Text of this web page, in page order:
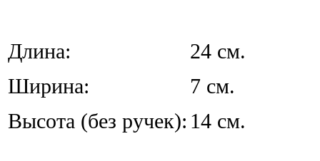
Длина:
24 см.
Ширина:
7 см.
Высота (без ручек): 14 см.